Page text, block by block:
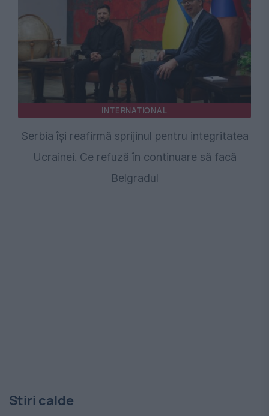
INTERNATIONAL
Serbia își reafirmă sprijinul pentru integritatea
Ucrainei. Ce refuză în continuare să facă
Belgradul
Stiri calde